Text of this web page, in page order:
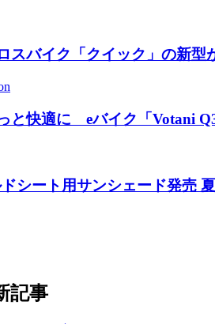
スバイク「クイック」の新
と快適に eバイク「Votani
シート用サンシェード発売
記事